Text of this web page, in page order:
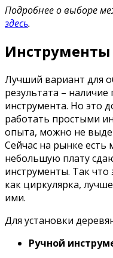
Подробнее о выборе
здесь.
Лучший вариант для
результата –
инструмента. Но это
работать простыми
опыта, можно не
Сейчас на рынке
небольшую плату
инструменты. Так что
как циркулярка,
ими.
Для установки
Ручной